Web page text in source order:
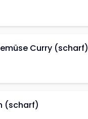
Curry (scharf)
(scharf)